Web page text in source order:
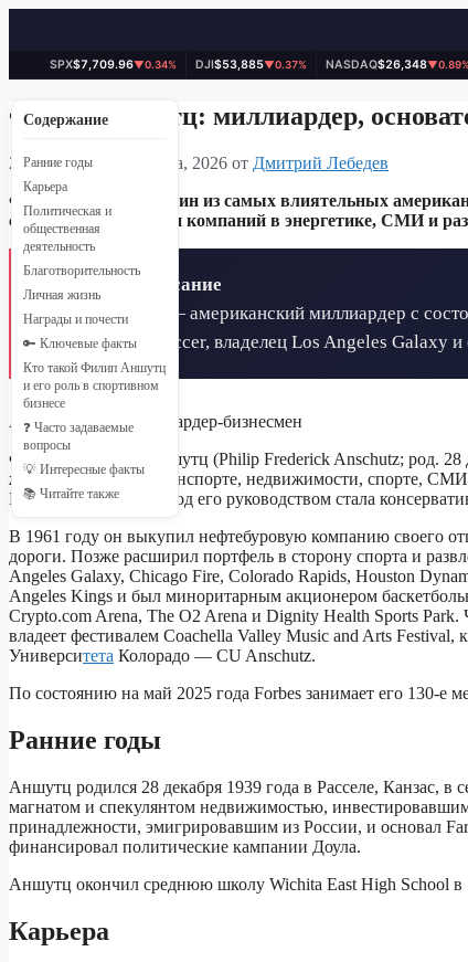
SPX$7,709.96▼0.34% DJI$53,885▼0.37% NASDAQ$26,348
содержимому
Филип Аншутц: миллиардер,
29 марта, 2026 20 марта, 2026 от Дмитрий Лебедев
Содержание
Ранние годы
Карьера
Политическая и
общественная
деятельность
Благотворительность
Личная жизнь
Награды и почести
🔑 Ключевые факты
Кто такой Филип Аншутц
и его роль в спортивном
бизнесе
❓ Часто задаваемые
вопросы
💡 Интересные факты
📚 Читайте также
Филип Аншутц — один из самых влиятельных
спортивных клубов и компаний в энергетике, СМИ и
📋 Краткое описание
Филип Аншутц — американский миллиардер с
Major League Soccer, владелец Los Angeles Galaxy
Американский миллиардер-бизнесмен
Филип Фредерик Аншутц (Philip Frederick Anschutz; род. 28
железнодорожном транспорте, недвижимости, спорте,
Newspapers, которая под его руководством стала
В 1961 году он выкупил нефтебуровую компанию своего
дороги. Позже расширил портфель в сторону спорта и
Angeles Galaxy, Chicago Fire, Colorado Rapids, Houston
Angeles Kings и был миноритарным акционером
Crypto.com Arena, The O2 Arena и Dignity Health Sports
владеет фестивалем Coachella Valley Music and Arts
Университета Колорадо — CU Anschutz.
По состоянию на май 2025 года Forbes занимает его 130-е
Ранние годы
Аншутц родился 28 декабря 1939 года в Расселе,
магнатом и спекулянтом недвижимостью,
принадлежности, эмигрировавшим из России, и основал
финансировал политические кампании Доула.
Аншутц окончил среднюю школу Wichita East High School в
Карьера